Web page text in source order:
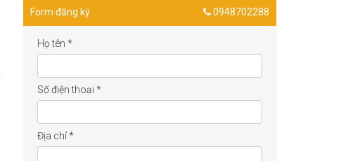
Form đăng ký 0948702288
Họ tên *
Số điện thoại *
Địa chỉ*